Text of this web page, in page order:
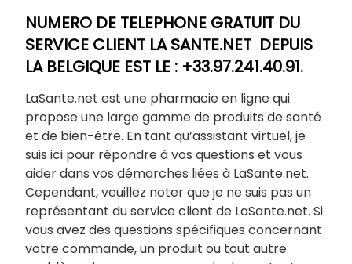
NUMERO DE TELEPHONE GRATUIT DU
SERVICE CLIENT LA SANTE.NET DEPUIS
LA BELGIQUE EST LE : +33.97.241.40.91.
LaSante.net est une pharmacie en ligne qui
propose une large gamme de produits de santé
et de bien-être. En tant qu’assistant virtuel, je
suis ici pour répondre à vos questions et vous
aider dans vos démarches liées à LaSante.net.
Cependant, veuillez noter que je ne suis pas un
représentant du service client de LaSante.net. Si
vous avez des questions spécifiques concernant
votre commande, un produit ou tout autre